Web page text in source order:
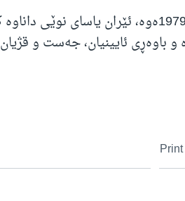
لە دوای شۆڕشی ئیسلامی ساڵی 1979ەوە، ئێران یاسای
و باوەڕی ئایینیان، جەست و
Print